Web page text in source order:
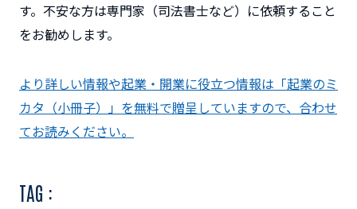
す。不安な方は専門家（司法書士など）に依頼すること
をお勧めします。
より詳しい情報や起業・開業に役立つ情報は「起業のミ
カタ（小冊子）」を無料で贈呈していますので、合わせ
てお読みください。
TAG :